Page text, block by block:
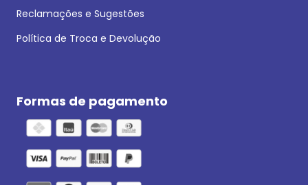
Reclamações e Sugestões
Política de Troca e Devolução
Formas de pagamento